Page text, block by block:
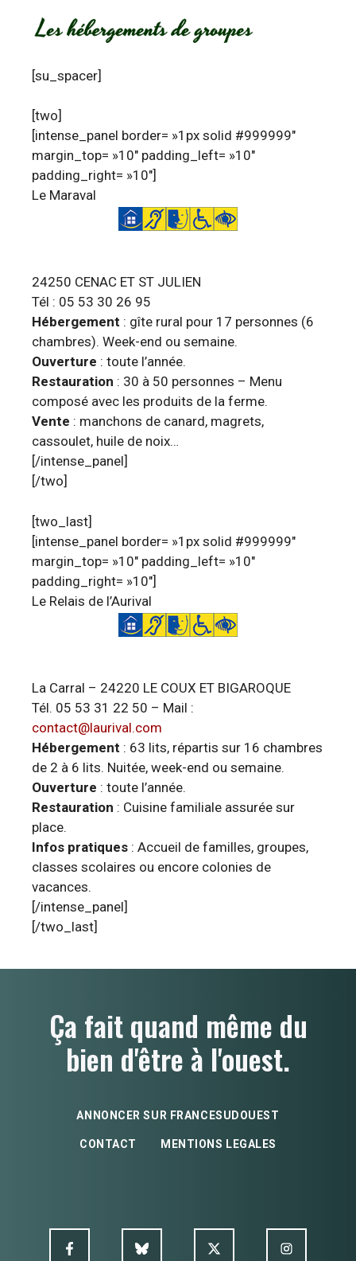
[su_spacer]
[two]
[intense_panel border= »1px solid #999999″
margin_top= »10″ padding_left= »10″
padding_right= »10″]
Le Maraval
24250 CENAC ET ST JULIEN
Tél : 05 53 30 26 95
Hébergement : gîte rural pour 17 personnes (6
chambres). Week-end ou semaine.
Ouverture : toute l’année.
Restauration : 30 à 50 personnes – Menu
composé avec les produits de la ferme.
Vente : manchons de canard, magrets,
cassoulet, huile de noix…
[/intense_panel]
[/two]
[two_last]
[intense_panel border= »1px solid #999999″
margin_top= »10″ padding_left= »10″
padding_right= »10″]
Le Relais de l’Aurival
La Carral – 24220 LE COUX ET BIGAROQUE
Tél. 05 53 31 22 50 – Mail :
contact@laurival.com
Hébergement : 63 lits, répartis sur 16 chambres
de 2 à 6 lits. Nuitée, week-end ou semaine.
Ouverture : toute l’année.
Restauration : Cuisine familiale assurée sur
place.
Infos pratiques : Accueil de familles, groupes,
classes scolaires ou encore colonies de
vacances.
[/intense_panel]
[/two_last]
Ça fait quand même du
bien d'être à l'ouest.
ANNONCER SUR FRANCESUDOUEST
CONTACT MENTIONS LEGALES